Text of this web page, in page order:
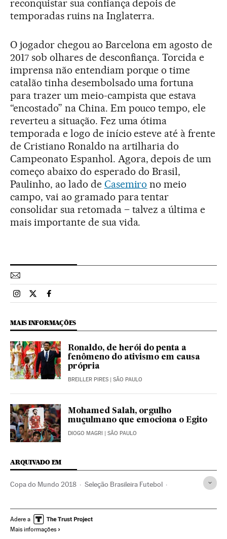
reconquistar sua confiança depois de
temporadas ruins na Inglaterra.
O jogador chegou ao Barcelona em agosto de
2017 sob olhares de desconfiança. Torcida e
imprensa não entendiam porque o time
catalão tinha desembolsado uma fortuna
para trazer um meio-campista que estava
“encostado” na China. Em pouco tempo, ele
reverteu a situação. Fez uma ótima
temporada e logo de início esteve até à frente
de Cristiano Ronaldo na artilharia do
Campeonato Espanhol. Agora, depois de um
começo abaixo do esperado do Brasil,
Paulinho, ao lado de Casemiro no meio
campo, vai ao gramado para tentar
consolidar sua retomada – talvez a última e
mais importante de sua vida.
Esportes El País Brasil en Instagram
Esportes El País Brasil en Twitter
Esportes El País Brasil en Facebook
MAIS INFORMAÇÕES
Ronaldo, de herói do penta a
fenômeno do ativismo em causa
própria
BREILLER PIRES | SÃO PAULO
Mohamed Salah, orgulho
muçulmano que emociona o Egito
DIOGO MAGRI | SÃO PAULO
ARQUIVADO EM
Copa do Mundo 2018 Seleção Brasileira Futebol
Seleção Brasileira Copa do Mundo Futebol
Seleções esportivas
Adere a
Mais informações